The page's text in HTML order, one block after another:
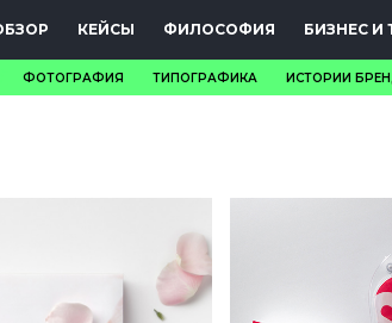
КЕЙСЫ ФИЛОСОФИЯ БИЗНЕС И
ФОТОГРАФИЯ ТИПОГРАФИКА ИСТОРИИ
PRO.ОБЗОР
КЕЙСЫ
ФИЛОСОФИЯ